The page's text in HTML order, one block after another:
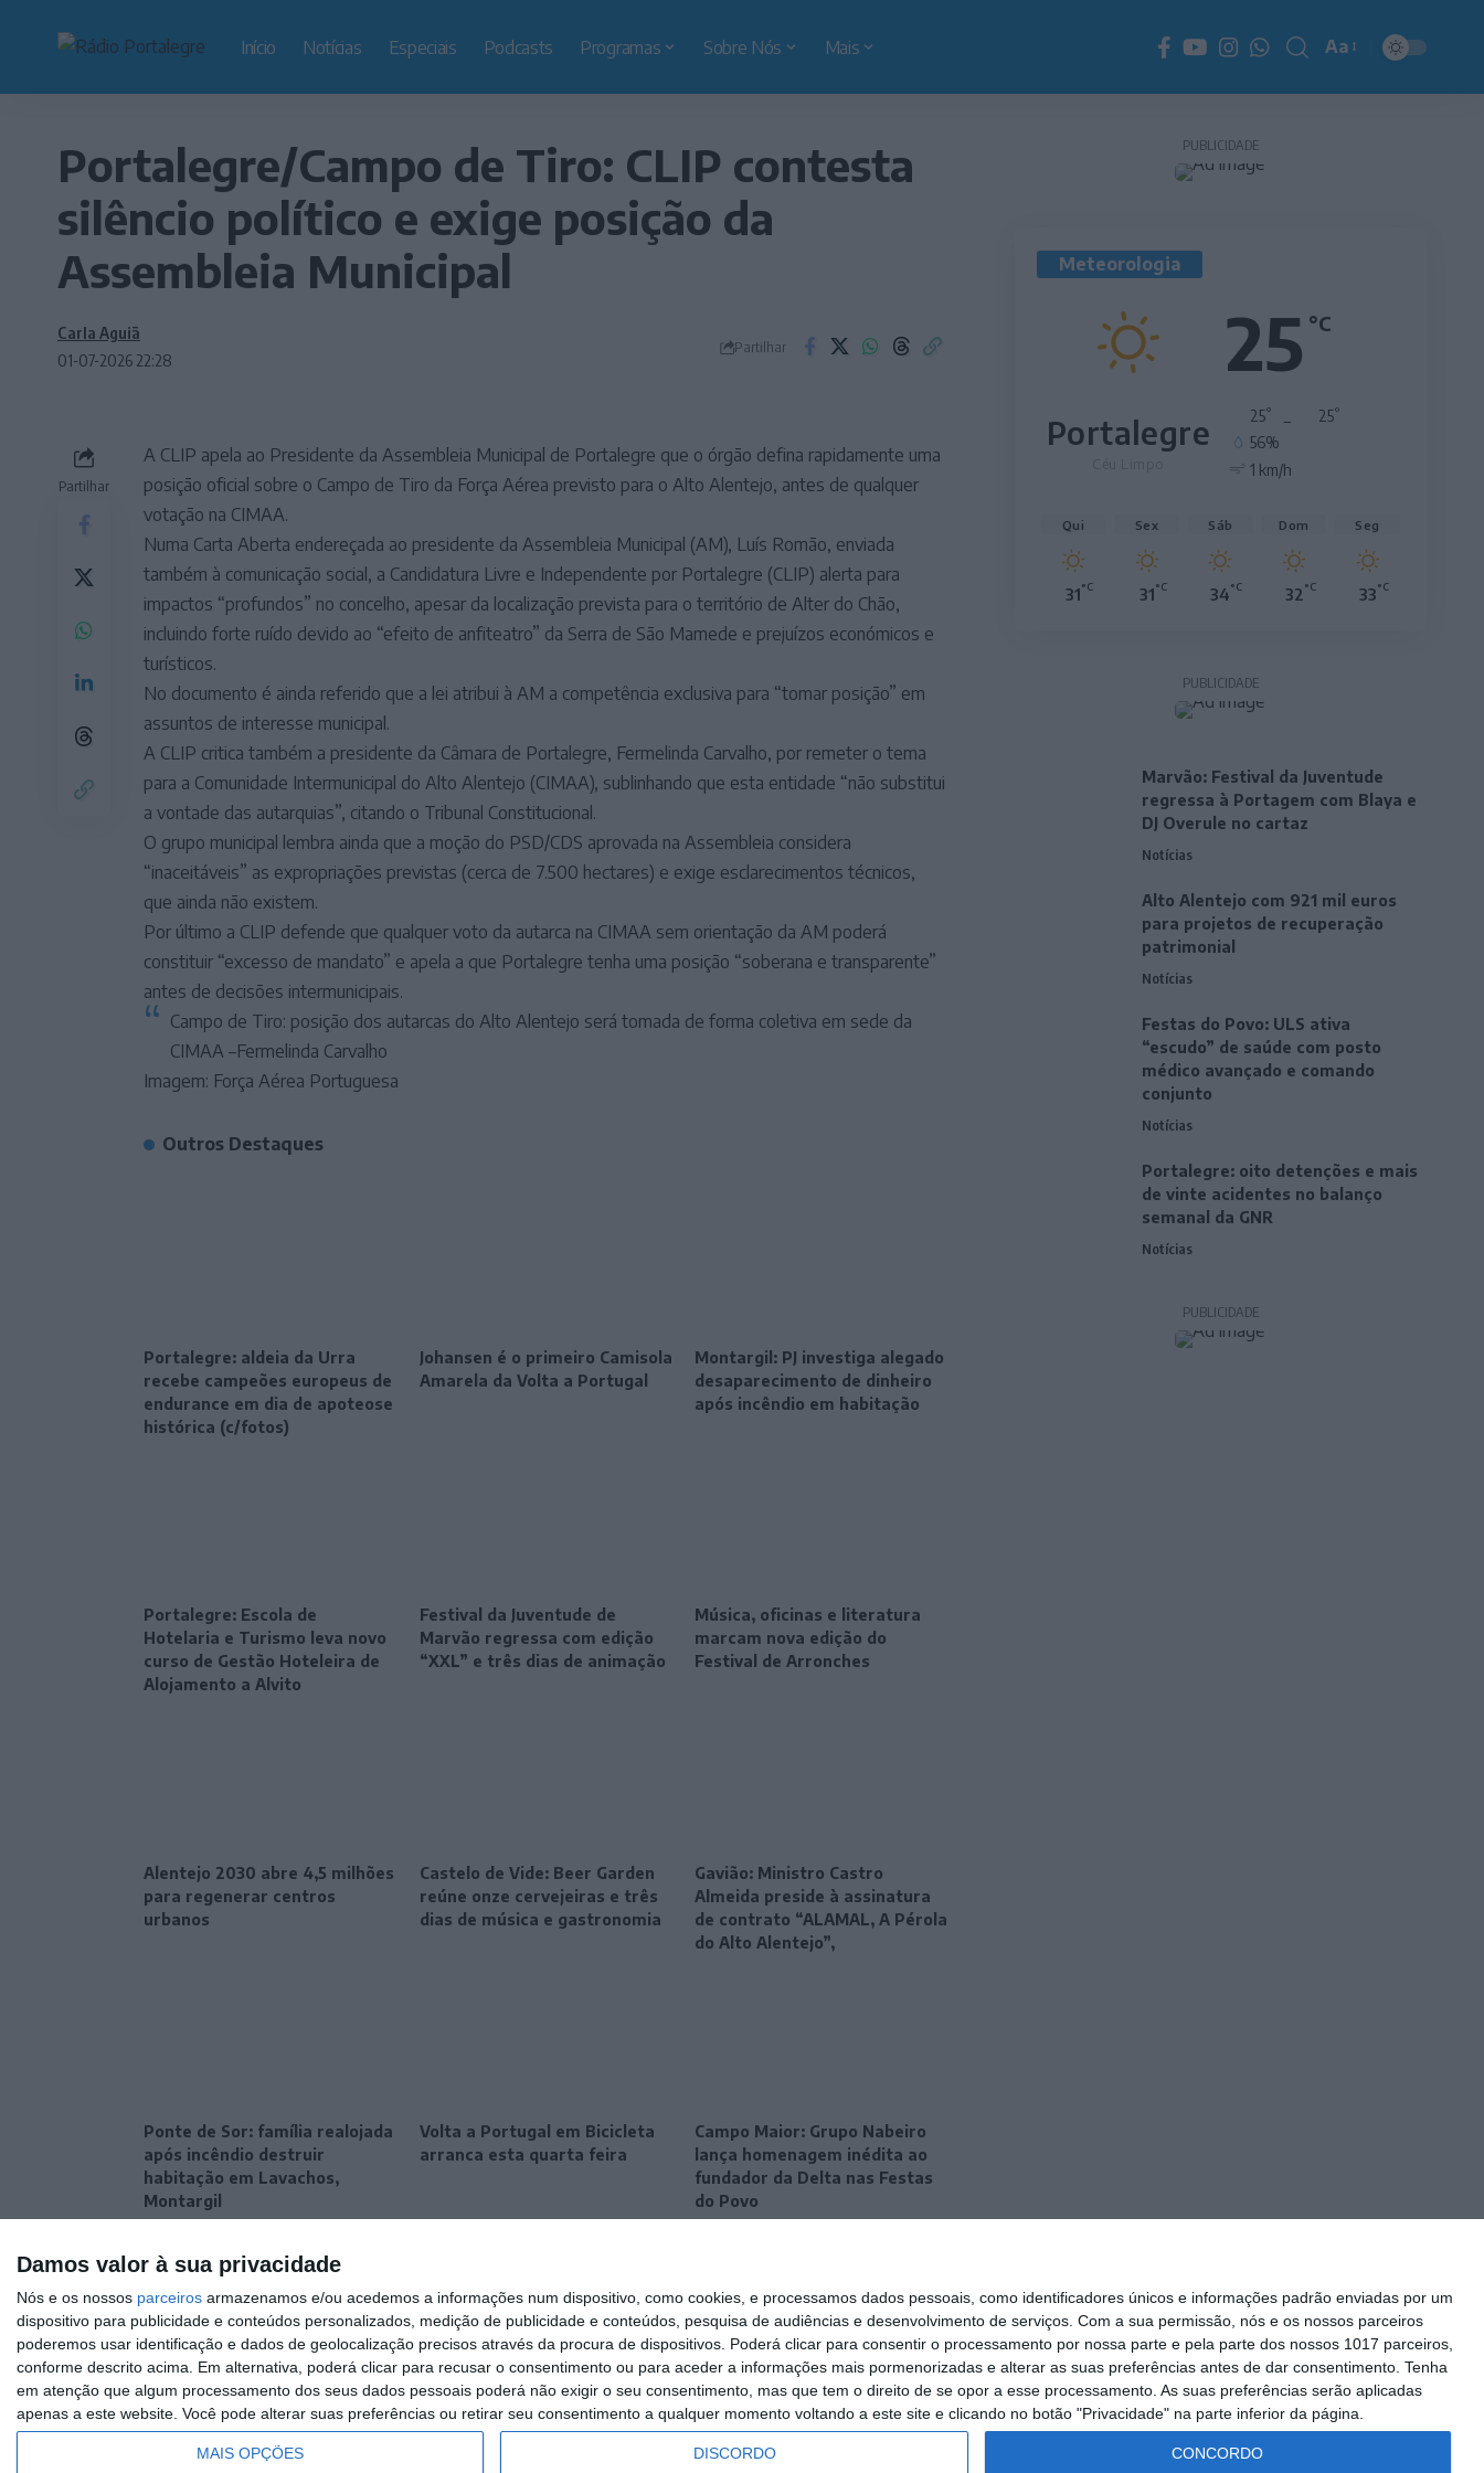
Damos valor à sua privacidade
Nós e os nossos parceiros armazenamos e/ou acedemos a informações num dispositivo, como cookies, e processamos dados pessoais, como identificadores únicos e informações padrão enviadas por um
dispositivo para publicidade e conteúdos personalizados, medição de publicidade e conteúdos, pesquisa de audiências e desenvolvimento de serviços. Com a sua permissão, nós e os nossos parceiros
poderemos usar identificação e dados de geolocalização precisos através da procura de dispositivos. Poderá clicar para consentir o processamento por nossa parte e pela parte dos nossos 1017 parceiros,
conforme descrito acima. Em alternativa, poderá clicar para recusar o consentimento ou para aceder a informações mais pormenorizadas e alterar as suas preferências antes de dar consentimento. Tenha
em atenção que algum processamento dos seus dados pessoais poderá não exigir o seu consentimento, mas que tem o direito de se opor a esse processamento. As suas preferências serão aplicadas
apenas a este website. Você pode alterar suas preferências ou retirar seu consentimento a qualquer momento voltando a este site e clicando no botão "Privacidade" na parte inferior da página.
MAIS OPÇÕES DISCORDO CONCORDO
Início Notícias Especiais Podcasts Programas Sobre Nós Mais
Redimensionador
de
Aa
Portalegre/Campo de Tiro: CLIP contesta
silêncio político e exige posição da
Assembleia Municipal
01-07-2026 22:28
Carla Aguiã
Partilhar
Partilhar
A CLIP apela ao Presidente da Assembleia Municipal de Portalegre que o órgão defina rapidamente uma
posição oficial sobre o Campo de Tiro da Força Aérea previsto para o Alto Alentejo, antes de qualquer
votação na CIMAA.
Numa Carta Aberta endereçada ao presidente da Assembleia Municipal (AM), Luís Romão, enviada
também à comunicação social, a Candidatura Livre e Independente por Portalegre (CLIP) alerta para
impactos “profundos” no concelho, apesar da localização prevista para o território de Alter do Chão,
incluindo forte ruído devido ao “efeito de anfiteatro” da Serra de São Mamede e prejuízos económicos e
turísticos.
No documento é ainda referido que a lei atribui à AM a competência exclusiva para “tomar posição” em
assuntos de interesse municipal.
A CLIP critica também a presidente da Câmara de Portalegre, Fermelinda Carvalho, por remeter o tema
para a Comunidade Intermunicipal do Alto Alentejo (CIMAA), sublinhando que esta entidade “não substitui
a vontade das autarquias”, citando o Tribunal Constitucional.
O grupo municipal lembra ainda que a moção do PSD/CDS aprovada na Assembleia considera
“inaceitáveis” as expropriações previstas (cerca de 7.500 hectares) e exige esclarecimentos técnicos,
que ainda não existem.
Por último a CLIP defende que qualquer voto da autarca na CIMAA sem orientação da AM poderá
constituir “excesso de mandato” e apela a que Portalegre tenha uma posição “soberana e transparente”
antes de decisões intermunicipais.
Campo de Tiro: posição dos autarcas do Alto Alentejo será tomada de forma coletiva em sede da
CIMAA –Fermelinda Carvalho
Imagem: Força Aérea Portuguesa
Outros Destaques
Portalegre: aldeia da Urra
recebe campeões europeus de
endurance em dia de apoteose
histórica (c/fotos)
Johansen é o primeiro Camisola
Amarela da Volta a Portugal
Montargil: PJ investiga alegado
desaparecimento de dinheiro
após incêndio em habitação
Portalegre: Escola de
Hotelaria e Turismo leva novo
curso de Gestão Hoteleira de
Alojamento a Alvito
Festival da Juventude de
Marvão regressa com edição
“XXL” e três dias de animação
Música, oficinas e literatura
marcam nova edição do
Festival de Arronches
Alentejo 2030 abre 4,5 milhões
para regenerar centros
urbanos
Castelo de Vide: Beer Garden
reúne onze cervejeiras e três
dias de música e gastronomia
Gavião: Ministro Castro
Almeida preside à assinatura
de contrato “ALAMAL, A Pérola
do Alto Alentejo”,
Ponte de Sor: família realojada
após incêndio destruir
habitação em Lavachos,
Montargil
Volta a Portugal em Bicicleta
arranca esta quarta feira
Campo Maior: Grupo Nabeiro
lança homenagem inédita ao
fundador da Delta nas Festas
do Povo
PUBLICIDADE
Meteorologia
25 °C
Portalegre 25° 25°
56%
1 km/h
Qui
31°C
Sex
31°C
Sáb
34°C
Dom
32°C
Seg
33°C
PUBLICIDADE
Marvão: Festival da Juventude
regressa à Portagem com Blaya e
DJ Overule no cartaz
Notícias
Alto Alentejo com 921 mil euros
para projetos de recuperação
patrimonial
Notícias
Festas do Povo: ULS ativa
“escudo” de saúde com posto
médico avançado e comando
conjunto
Notícias
Portalegre: oito detenções e mais
de vinte acidentes no balanço
semanal da GNR
Notícias
PUBLICIDADE
Siga-nos